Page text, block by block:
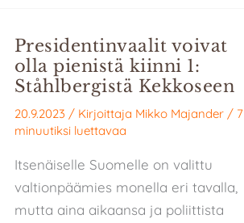
Presidentinvaalit voivat
olla pienistä kiinni 1:
Ståhlbergistä Kekkoseen
20.9.2023 / Kirjoittaja Mikko Majander/ 7
minuutiksi luettavaa
Itsenäiselle Suomelle on valittu
valtionpäämies monella eri tavalla,
mutta aina aikaansa ja poliittista